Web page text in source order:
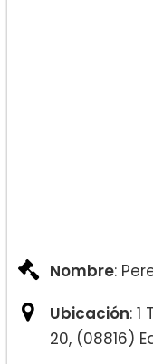
Nombre:
Ubicación: 1
20, (08816)